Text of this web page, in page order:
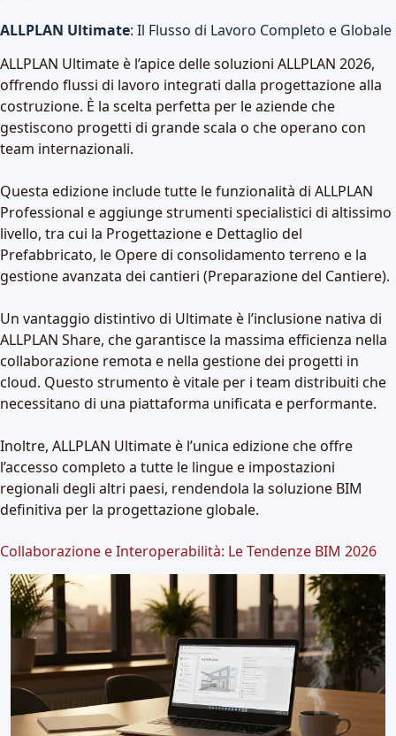
ALLPLAN Ultimate: Il Flusso di Lavoro Completo e Globale
ALLPLAN Ultimate è l’apice delle soluzioni ALLPLAN 2026,
offrendo flussi di lavoro integrati dalla progettazione alla
costruzione. È la scelta perfetta per le aziende che
gestiscono progetti di grande scala o che operano con
team internazionali.
Questa edizione include tutte le funzionalità di ALLPLAN
Professional e aggiunge strumenti specialistici di altissimo
livello, tra cui la Progettazione e Dettaglio del
Prefabbricato, le Opere di consolidamento terreno e la
gestione avanzata dei cantieri (Preparazione del Cantiere).
Un vantaggio distintivo di Ultimate è l’inclusione nativa di
ALLPLAN Share, che garantisce la massima efficienza nella
collaborazione remota e nella gestione dei progetti in
cloud. Questo strumento è vitale per i team distribuiti che
necessitano di una piattaforma unificata e performante.
Inoltre, ALLPLAN Ultimate è l’unica edizione che offre
l’accesso completo a tutte le lingue e impostazioni
regionali degli altri paesi, rendendola la soluzione BIM
definitiva per la progettazione globale.
Collaborazione e Interoperabilità: Le Tendenze BIM 2026